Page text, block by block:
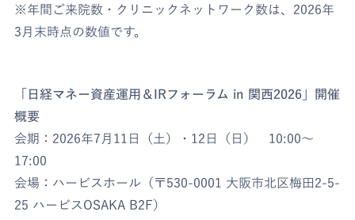
※年間ご来院数・クリニックネットワーク数は、2026年
3月末時点の数値です。
「日経マネー資産運用＆IRフォーラム in 関西2026」開催
概要
会期：2026年7月11日（土）・12日（日） 10:00〜
17:00
会場：ハービスホール（〒530-0001 大阪市北区梅田2-5-
25 ハービスOSAKA B2F）